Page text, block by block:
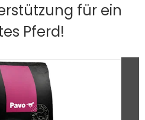
für ein
Pferd!